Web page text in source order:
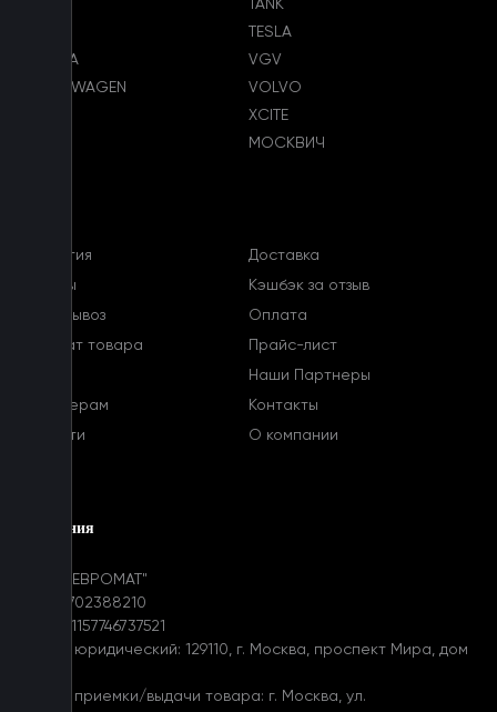
TANK
TESLA
TOYOTA
VGV
VOLKSWAGEN
VOLVO
XCITE
МОСКВИЧ
Гарантия
Доставка
Отзывы
Кэшбэк за отзыв
Самовывоз
Оплата
Возврат товара
Прайс-лист
Наши Партнеры
Партнерам
Контакты
Новости
О компании
Компания
ООО "ЕВРОМАТ"
ИНН: 7702388210
ОГРН: 1157746737521
Адрес юридический: 129110, г. Москва, проспект Мира, дом
Адрес приемки/выдачи товара: г. Москва, ул.